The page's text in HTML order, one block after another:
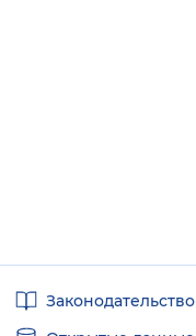
ссылкиЗаконодательство